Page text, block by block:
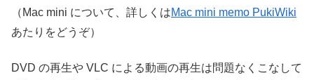
（Mac mini について、詳しくはMac mini memo PukiWiki
あたりをどうぞ）
DVD の再生や VLC による動画の再生は問題なくこなして